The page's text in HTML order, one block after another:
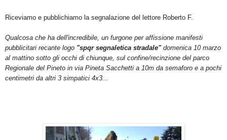
Riceviamo e pubblichiamo la segnalazione del lettore Roberto F.
Qualcosa che ha dell'incredibile, un furgone per affissione manifesti
pubblicitari recante logo "spqr segnaletica stradale" domenica 10 marzo
al mattino sotto gli occhi di chiunque, sul confine/recinzione del parco
Regionale del Pineto in via Pineta Sacchetti a 10m da semaforo e a pochi
centimetri da altri 3 simpatici 4x3...